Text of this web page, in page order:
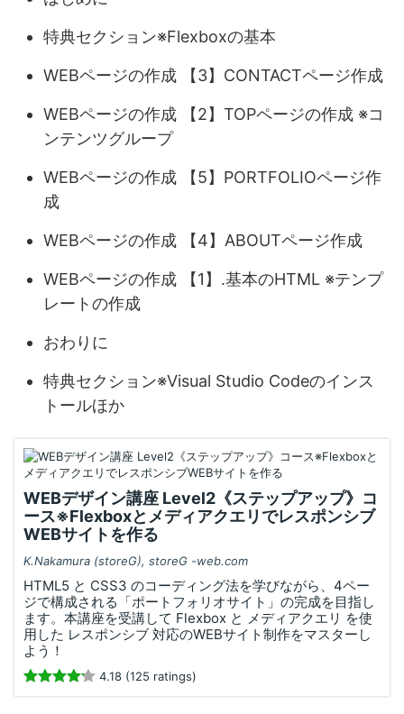
特典セクション※Flexboxの基本
WEBページの作成 【3】CONTACTページ作成
WEBページの作成 【2】TOPページの作成 ※コ
ンテンツグループ
WEBページの作成 【5】PORTFOLIOページ作
成
WEBページの作成 【4】ABOUTページ作成
WEBページの作成 【1】.基本のHTML ※テンプ
レートの作成
おわりに
特典セクション※Visual Studio Codeのインス
トールほか
WEBデザイン講座 Level2《ステップアップ》コ
ース※Flexboxとメディアクエリでレスポンシブ
WEBサイトを作る
K.Nakamura (storeG), storeG -web.com
HTML5 と CSS3 のコーディング法を学びながら、4ペー
ジで構成される「ポートフォリオサイト」の完成を目指し
ます。本講座を受講して Flexbox と メディアクエリ を使
用した レスポンシブ 対応のWEBサイト制作をマスターし
よう！
4.18 (125 ratings)